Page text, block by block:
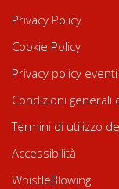
Privacy Policy
Cookie Policy
Privacy policy
Condizioni generali
Termini di utilizzo
Accessibilità
WhistleBlowing